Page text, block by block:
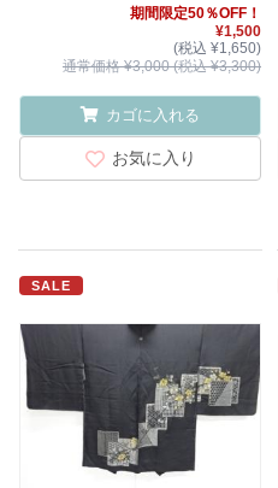
期間限定50％OFF！
¥1,500
(税込 ¥1,650)
通常価格 ¥3,000 (税込 ¥3,300)
カゴに入れる
お気に入り
SALE